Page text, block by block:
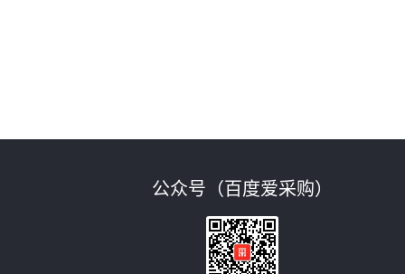
公众号（百度爱采购）